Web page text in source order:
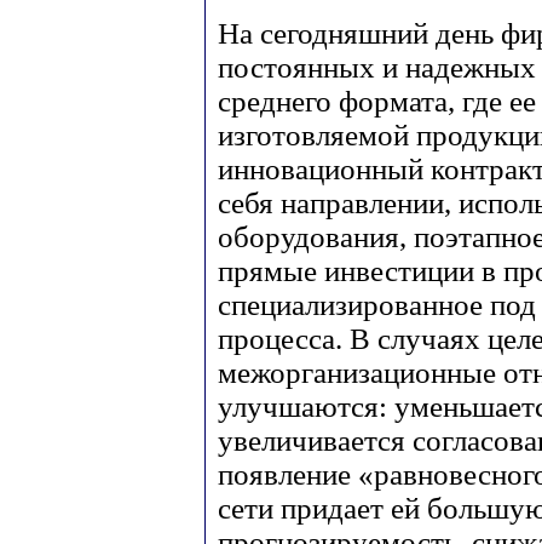
На сегодняшний день
постоянных и надежных
среднего формата, где
изготовляемой
инновационный
себя направлении,
оборудования,
прямые инвестиции в
специализированное
процесса. В случаях
межорганизационные
улучшаются:
увеличивается
появление
сети придает ей